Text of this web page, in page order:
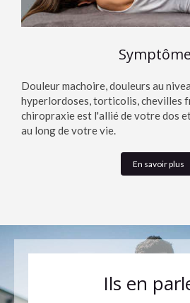
Douleur machoire, douleurs au
hyperlordoses, torticolis, chevilles
chiropraxie est l'allié de votre dos
au long de votre vie.
En savoir plus
Ils en